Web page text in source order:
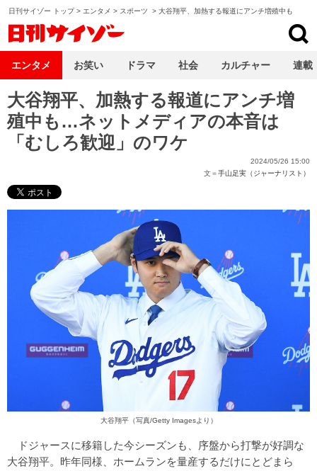
日刊サイゾー トップ> エンタメ > スポーツ > 大谷翔平、加熱する報道にアンチ増殖中も
大谷翔平、加熱する報道にアンチ増
殖中も…ネットメディアの本音は
「むしろ歓迎」のワケ
2024/05/26 15:00
文＝手山足実（ジャーナリスト）
大谷翔平（写真/Getty Imagesより）
ドジャースに移籍した今シーズンも、序盤から打撃が好調な
大谷翔平。昨年同様、ホームランを量産するだけにとどまら
エンタメ お笑い ドラマ 社会 カルチャー 連載